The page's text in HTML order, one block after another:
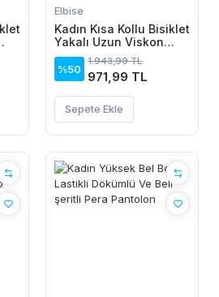
Elbise
Kadın Kısa Kollu Bisiklet
Yakalı Uzun Viskon
Elbise
%50
1.943,99 TL
971,99 TL
Sepete Ekle